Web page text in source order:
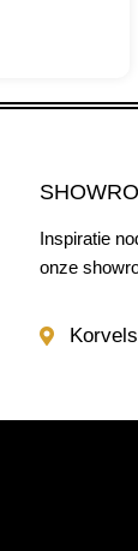
Inspiratie
onze